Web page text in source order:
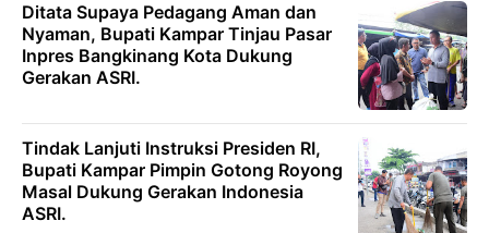
Ditata Supaya Pedagang Aman dan
Nyaman, Bupati Kampar Tinjau Pasar
Inpres Bangkinang Kota Dukung
Gerakan ASRI.
Tindak Lanjuti Instruksi Presiden RI,
Bupati Kampar Pimpin Gotong Royong
Masal Dukung Gerakan Indonesia
ASRI.